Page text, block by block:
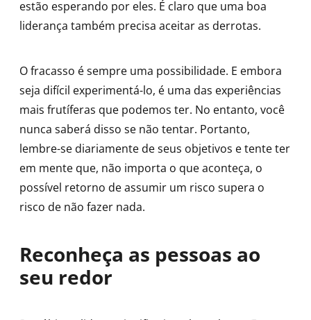
estão esperando por eles. É claro que uma boa
liderança também precisa aceitar as derrotas.
O fracasso é sempre uma possibilidade. E embora
seja difícil experimentá-lo, é uma das experiências
mais frutíferas que podemos ter. No entanto, você
nunca saberá disso se não tentar. Portanto,
lembre-se diariamente de seus objetivos e tente ter
em mente que, não importa o que aconteça, o
possível retorno de assumir um risco supera o
risco de não fazer nada.
Reconheça as pessoas ao
seu redor